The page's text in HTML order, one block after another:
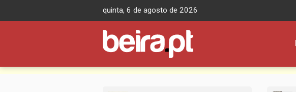
quinta, 6 de agosto de 2026